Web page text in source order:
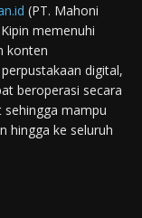
(PT. Mahoni
memenuhi
konten
digital,
beroperasi secara
mampu
hingga ke seluruh